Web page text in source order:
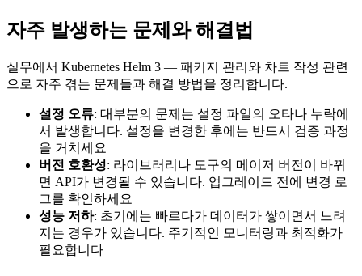
자주 발생하는 문제와 해결법
실무에서 Kubernetes Helm 3 — 패키지 관리와 차트 작성 관련
으로 자주 겪는 문제들과 해결 방법을 정리합니다.
설정 오류: 대부분의 문제는 설정 파일의 오타나 누락에
서 발생합니다. 설정을 변경한 후에는 반드시 검증 과정
을 거치세요
버전 호환성: 라이브러리나 도구의 메이저 버전이 바뀌
면 API가 변경될 수 있습니다. 업그레이드 전에 변경 로
그를 확인하세요
성능 저하: 초기에는 빠르다가 데이터가 쌓이면서 느려
지는 경우가 있습니다. 주기적인 모니터링과 최적화가
필요합니다